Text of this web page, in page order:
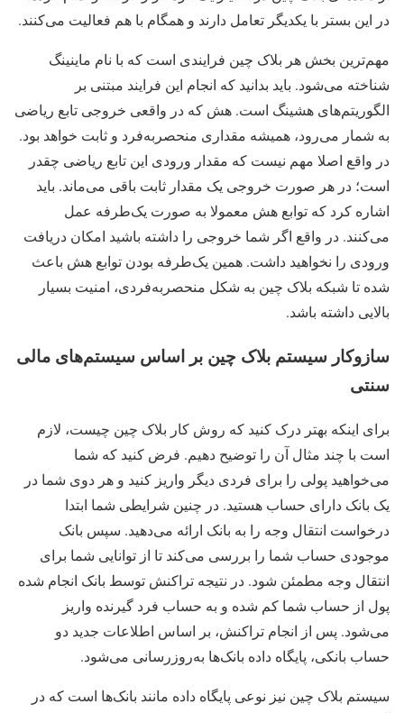
در این بستر با یکدیگر تعامل دارند و همگام با هم فعالیت می‌کنند.
مهم‌ترین بخش هر بلاک چین فرایندی است که با نام ماینینگ
شناخته می‌شود. باید بدانید که انجام این فرایند مبتنی بر
الگوریتم‌های هشینگ است. هش که در واقعی خروجی تابع ریاضی
به شمار می‌رود، همیشه مقداری منحصربه‌فرد و ثابت خواهد بود.
در واقع اصلا مهم نیست که مقدار ورودی این تابع ریاضی چقدر
است؛ در هر صورت خروجی یک مقدار ثابت باقی می‌ماند. باید
اشاره کرد که توابع هش معمولا به صورت یک‌طرفه عمل
می‌کنند. در واقع اگر شما خروجی را داشته باشید امکان دریافت
ورودی را نخواهید داشت. همین یک‌طرفه بودن توابع هش باعث
شده تا شبکه بلاک چین به شکل منحصربه‌فردی، امنیت بسیار
بالایی داشته باشد.
سازوکار سیستم بلاک چین بر اساس سیستم‌های مالی
سنتی
برای اینکه بهتر درک کنید که روش کار بلاک چین چیست، لازم
است با چند مثال آن را توضیح دهیم. فرض کنید که شما
می‌خواهید پولی را برای فردی دیگر واریز کنید و هر دوی شما در
یک بانک دارای حساب هستید. در چنین شرایطی شما ابتدا
درخواست انتقال وجه را به بانک ارائه می‌دهید. سپس بانک
موجودی حساب شما را بررسی می‌کند تا از توانایی شما برای
انتقال وجه مطمئن شود. در نتیجه تراکنش توسط بانک انجام شده
پول از حساب شما کم شده و به حساب فرد گیرنده واریز
می‌شود. پس از انجام تراکنش، بر اساس اطلاعات جدید دو
حساب بانکی، پایگاه داده بانک‌ها به‌روزرسانی می‌شود.
سیستم بلاک چین نیز نوعی پایگاه داده مانند بانک‌ها است که در